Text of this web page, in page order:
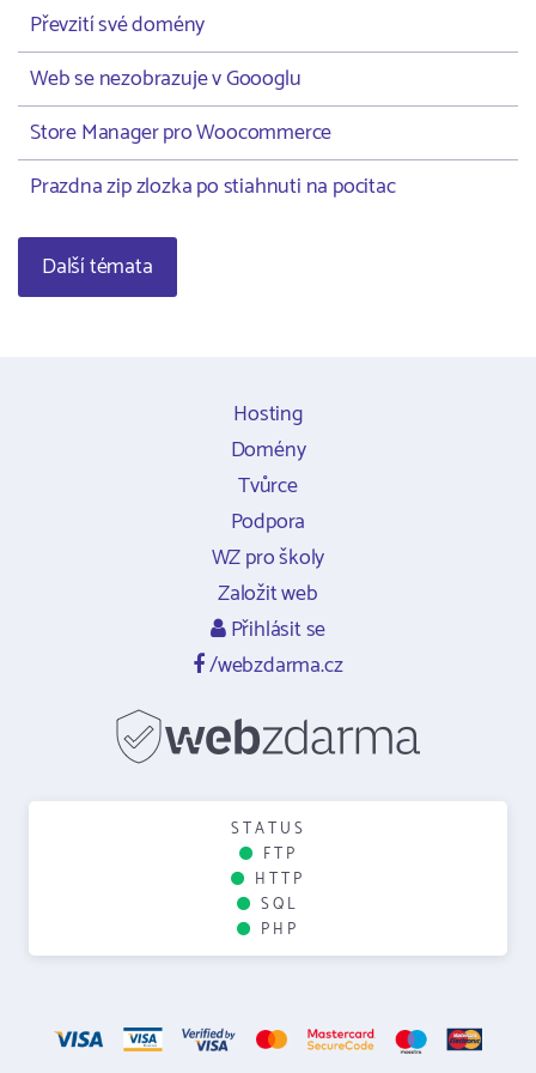
Převzití své domény
Web se nezobrazuje v Goooglu
Store Manager pro Woocommerce
Prazdna zip zlozka po stiahnuti na pocitac
Další témata
Hosting
Domény
Tvůrce
Podpora
WZ pro školy
Založit web
Přihlásit se
/webzdarma.cz
STATUS
FTP
HTTP
SQL
PHP